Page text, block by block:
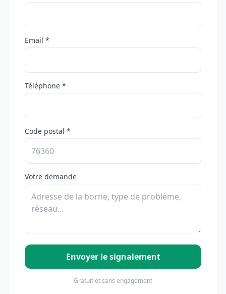
Email *
Téléphone *
Code postal *
Votre demande
Envoyer le signalement
Gratuit et sans engagement